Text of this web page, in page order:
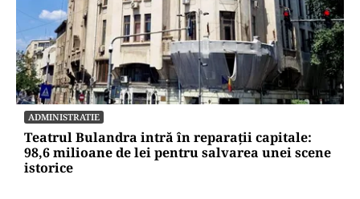
ADMINISTRATIE
Teatrul Bulandra intră în reparații capitale:
98,6 milioane de lei pentru salvarea unei scene
istorice